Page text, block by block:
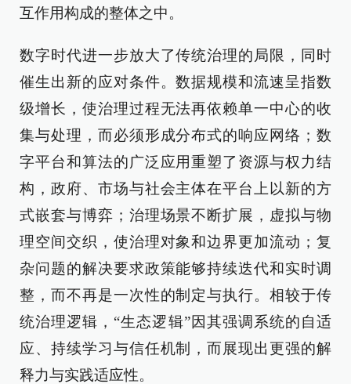
互作用构成的整体之中。
数字时代进一步放大了传统治理的局限，同时
催生出新的应对条件。数据规模和流速呈指数
级增长，使治理过程无法再依赖单一中心的收
集与处理，而必须形成分布式的响应网络；数
字平台和算法的广泛应用重塑了资源与权力结
构，政府、市场与社会主体在平台上以新的方
式嵌套与博弈；治理场景不断扩展，虚拟与物
理空间交织，使治理对象和边界更加流动；复
杂问题的解决要求政策能够持续迭代和实时调
整，而不再是一次性的制定与执行。相较于传
统治理逻辑，“生态逻辑”因其强调系统的自适
应、持续学习与信任机制，而展现出更强的解
释力与实践适应性。